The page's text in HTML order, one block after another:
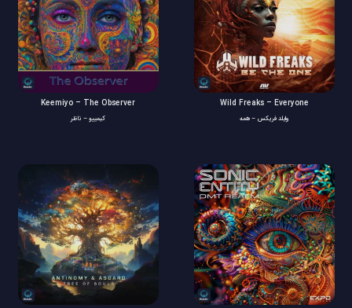
Wild Freaks – Everyone
وایلد فریکس – همه
Keemiyo – The Observer
کیمییو – ناظر